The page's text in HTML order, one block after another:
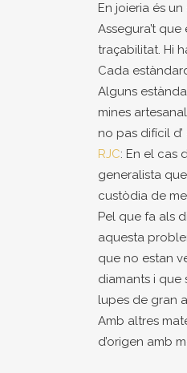
En joieria és
Assegura’t
traçabilitat. Hi
Cada
Alguns
mines
no pas difícil
RJC: En el cas
generalista
custòdia de
Pel que fa als
aquesta
que no estan
diamants i que
lupes de gran
Amb altres
d’origen amb